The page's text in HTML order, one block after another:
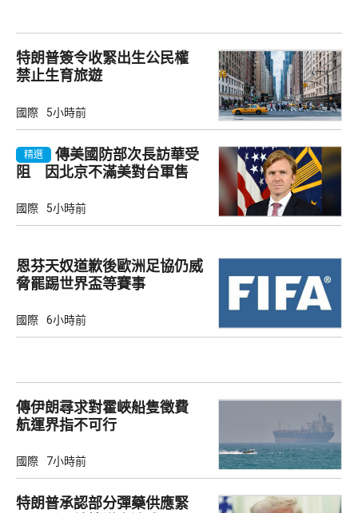
特朗普簽令收緊出生公民權
禁止生育旅遊
國際 5小時前
精選
傳美國防部次長訪華受
阻 因北京不滿美對台軍售
國際 5小時前
恩芬天奴道歉後歐洲足協仍威
脅罷踢世界盃等賽事
國際 6小時前
傳伊朗尋求對霍峽船隻徵費
航運界指不可行
國際 7小時前
特朗普承認部分彈藥供應緊